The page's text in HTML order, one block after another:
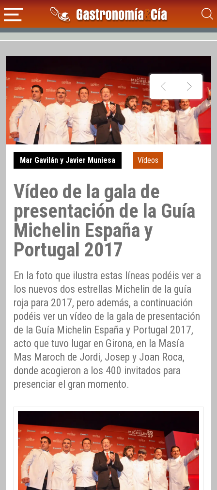
Mar Gavilán y Javier Muniesa Vídeos
Vídeo de la gala de
presentación de la Guía
Michelin España y
Portugal 2017
En la foto que ilustra estas líneas podéis ver a
los nuevos dos estrellas Michelin de la guía
roja para 2017, pero además, a continuación
podéis ver un vídeo de la gala de presentación
de la Guía Michelin España y Portugal 2017,
acto que tuvo lugar en Girona, en la Masía
Mas Maroch de Jordi, Josep y Joan Roca,
donde acogieron a los 400 invitados para
presenciar el gran momento.